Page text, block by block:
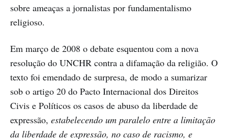
sobre ameaças a jornalistas por fundamentalismo
religioso.
Em março de 2008 o debate esquentou com a nova
resolução do UNCHR contra a difamação da religião. O
texto foi emendado de surpresa, de modo a sumarizar
sob o artigo 20 do Pacto Internacional dos Direitos
Civis e Políticos os casos de abuso da liberdade de
expressão, estabelecendo um paralelo entre a limitação
da liberdade de expressão, no caso de racismo, e